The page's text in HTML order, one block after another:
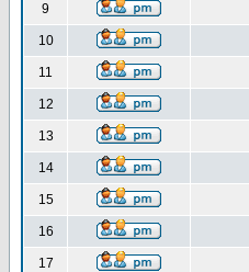
9
10
11
12
13
14
15
16
17